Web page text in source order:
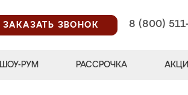
ЗАКАЗАТЬ ЗВОНОК
8 (800)
ШОУ-РУМ РАССРОЧКА